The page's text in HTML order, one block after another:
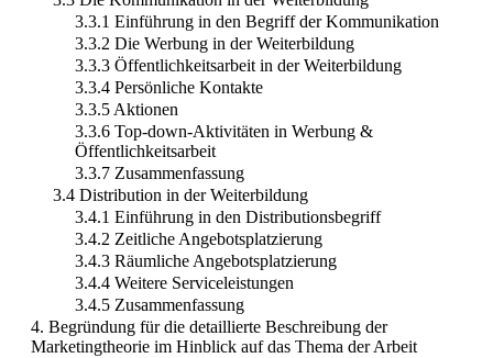
3.3.1 Einführung in den Begriff der Kommunikation
3.3.2 Die Werbung in der Weiterbildung
3.3.3 Öffentlichkeitsarbeit in der Weiterbildung
3.3.4 Persönliche Kontakte
3.3.5 Aktionen
3.3.6 Top-down-Aktivitäten in Werbung &
Öffentlichkeitsarbeit
3.3.7 Zusammenfassung
3.4 Distribution in der Weiterbildung
3.4.1 Einführung in den Distributionsbegriff
3.4.2 Zeitliche Angebotsplatzierung
3.4.3 Räumliche Angebotsplatzierung
3.4.4 Weitere Serviceleistungen
3.4.5 Zusammenfassung
4. Begründung für die detaillierte Beschreibung der
Marketingtheorie im Hinblick auf das Thema der Arbeit